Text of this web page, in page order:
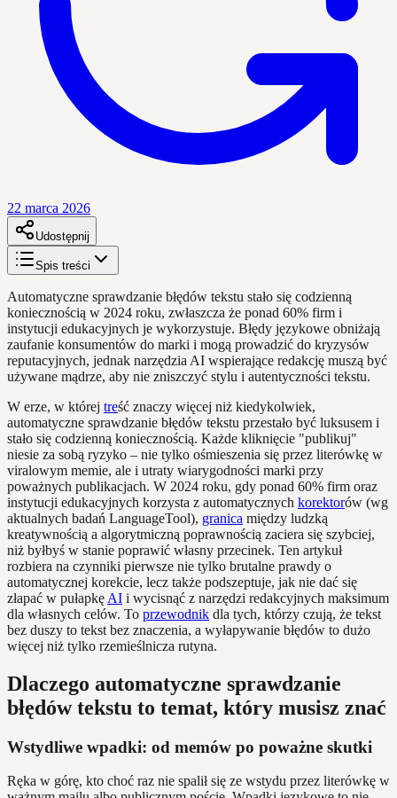
22 marca 2026
Udostępnij
Spis treści
Automatyczne sprawdzanie błędów tekstu stało się codzienną
koniecznością w 2024 roku, zwłaszcza że ponad 60% firm i
instytucji edukacyjnych je wykorzystuje. Błędy językowe obniżają
zaufanie konsumentów do marki i mogą prowadzić do kryzysów
reputacyjnych, jednak narzędzia AI wspierające redakcję muszą być
używane mądrze, aby nie zniszczyć stylu i autentyczności tekstu.
W erze, w której treść znaczy więcej niż kiedykolwiek,
automatyczne sprawdzanie błędów tekstu przestało być luksusem i
stało się codzienną koniecznością. Każde kliknięcie "publikuj"
niesie za sobą ryzyko – nie tylko ośmieszenia się przez literówkę w
viralowym memie, ale i utraty wiarygodności marki przy
poważnych publikacjach. W 2024 roku, gdy ponad 60% firm oraz
instytucji edukacyjnych korzysta z automatycznych korektorów (wg
aktualnych badań LanguageTool), granica między ludzką
kreatywnością a algorytmiczną poprawnością zaciera się szybciej,
niż byłbyś w stanie poprawić własny przecinek. Ten artykuł
rozbiera na czynniki pierwsze nie tylko brutalne prawdy o
automatycznej korekcie, lecz także podszeptuje, jak nie dać się
złapać w pułapkę AI i wycisnąć z narzędzi redakcyjnych maksimum
dla własnych celów. To przewodnik dla tych, którzy czują, że tekst
bez duszy to tekst bez znaczenia, a wyłapywanie błędów to dużo
więcej niż tylko rzemieślnicza rutyna.
Dlaczego automatyczne sprawdzanie
błędów tekstu to temat, który musisz znać
Wstydliwe wpadki: od memów po poważne skutki
Ręka w górę, kto choć raz nie spalił się ze wstydu przez literówkę w